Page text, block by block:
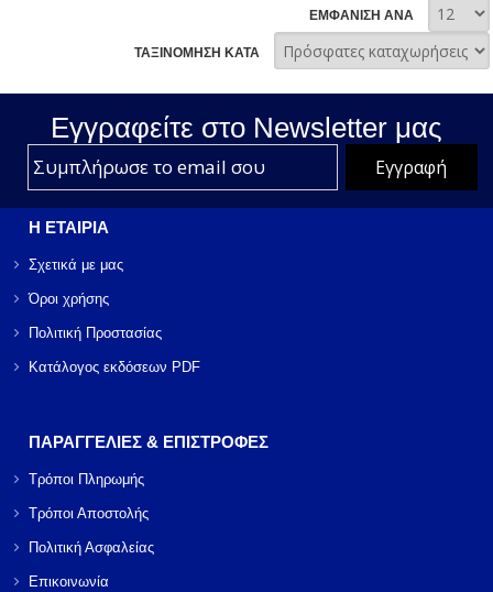
ΕΜΦΑΝΙΣΗ ΑΝΑ
ΤΑΞΙΝΟΜΗΣΗ ΚΑΤΑ
Εγγραφείτε στο Νewsletter μας
Η ΕΤΑΙΡΙΑ
Σχετικά με μας
Όροι χρήσης
Πολιτική Προστασίας
Κατάλογος εκδόσεων PDF
ΠΑΡΑΓΓΕΛΙΕΣ & ΕΠΙΣΤΡΟΦΕΣ
Τρόποι Πληρωμής
Τρόποι Αποστολής
Πολιτική Ασφαλείας
Επικοινωνία